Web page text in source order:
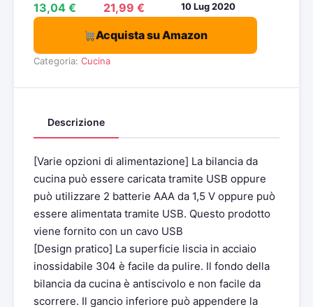
13,04 € 21,99 € 10 Lug 2020
Acquista su Amazon
Categoria: Cucina
Descrizione
[Varie opzioni di alimentazione] La bilancia da
cucina può essere caricata tramite USB oppure
può utilizzare 2 batterie AAA da 1,5 V oppure può
essere alimentata tramite USB. Questo prodotto
viene fornito con un cavo USB
[Design pratico] La superficie liscia in acciaio
inossidabile 304 è facile da pulire. Il fondo della
bilancia da cucina è antiscivolo e non facile da
scorrere. Il gancio inferiore può appendere la